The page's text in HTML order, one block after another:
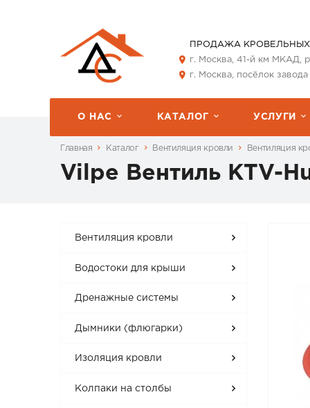
ПРОДАЖА
г. Москва, 41-й км МКАД,
г. Москва, посёлок
О НАС КАТАЛОГ УСЛУГИ
Главная Каталог Вентиляция кровли Вентиляция
Vilpe Вентиль КТV-
Вентиляция кровли
Водостоки для крыши
Дренажные системы
Дымники (флюгарки)
Изоляция кровли
Колпаки на столбы